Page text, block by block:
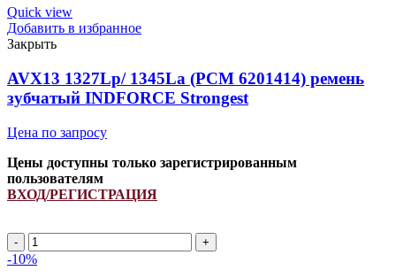
1540Li/
1600Lp
ремень
зубчатый
INDFORCE
Strongest
Quick view
Добавить в избранное
Закрыть
AVX13 1327Lp/ 1345La (PCM 6201414) ремень
зубчатый INDFORCE Strongest
Цена по запросу
Цены доступны только зарегистрированным
пользователям
ВХОД/РЕГИСТРАЦИЯ
Количество
товара
-10%